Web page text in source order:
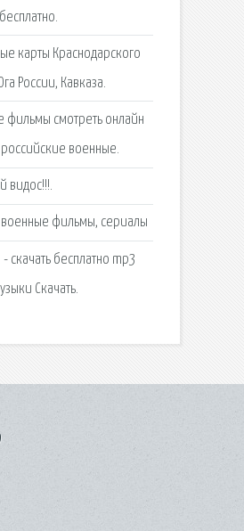
карты Краснодарского
России, Кавказа.
фильмы смотреть онлайн
военные.
видос!!!.
военные фильмы, сериалы
- скачать бесплатно mp3
Скачать.